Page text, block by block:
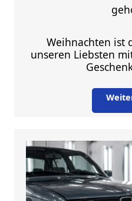
Weihnachten ist
unseren Liebsten